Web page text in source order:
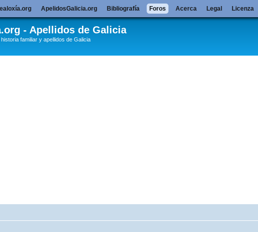
- Apellidos de Galicia
familiar y apellidos de Galicia
ApelidosGalicia.org Bibliografía Foros Acerca Legal Licenza